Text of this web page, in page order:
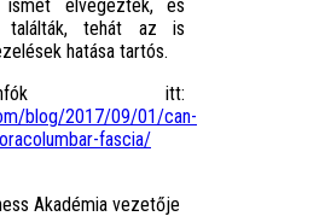
elvégezték, és
találták, tehát az is
hatása tartós.
itt:
blog/2017/09/01/can-
fascia/
Akadémia vezetője